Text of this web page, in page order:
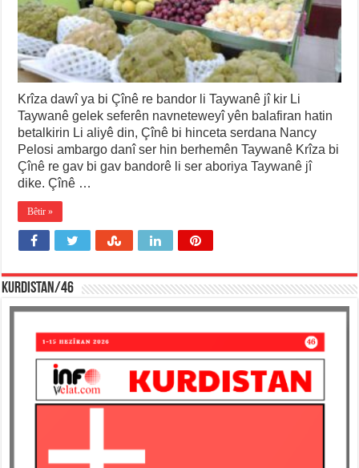
Krîza dawî ya bi Çînê re bandor li Taywanê jî kir Li
Taywanê gelek seferên navneteweyî yên balafiran hatin
betalkirin Li aliyê din, Çînê bi hinceta serdana Nancy
Pelosi ambargo danî ser hin berhemên Taywanê Krîza bi
Çînê re gav bi gav bandorê li ser aboriya Taywanê jî
dike. Çînê …
Bêtir »
KURDISTAN/46